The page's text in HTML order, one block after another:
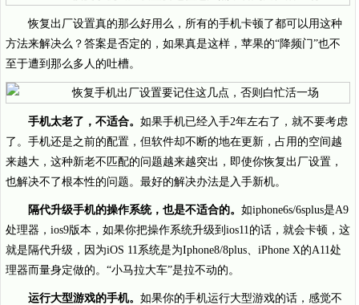
恢复出厂设置真的那么好用么，所有的手机卡顿了都可以用这种
方法来解决么？答案是否定的，如果真是这样，苹果的“降频门”也不
至于遭到那么多人的吐槽。
手机太老了，不适合。 如果手机已经入手2年左右了，就不要考虑
了。手机还是之前的配置，但软件却不断的地在更新，占用的空间越
来越大，这种新老不匹配的问题越来越突出，即使你恢复出厂设置，
也解决不了根本性的问题。最好的解决办法是入手新机。
隔代升级手机的操作系统，也是不适合的。 如iphone6s/6splus是A9
处理器，ios9版本，如果你把操作系统升级到ios11的话，就会卡顿，这
就是隔代升级，因为iOS 11系统是为Iphone8/8plus、iPhone X的A11处
理器而量身定做的。“小马拉大车”是拉不动的。
运行大型游戏的手机。 如果你的手机运行大型游戏的话，感觉不